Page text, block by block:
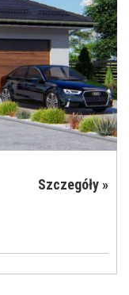
Szczegóły »